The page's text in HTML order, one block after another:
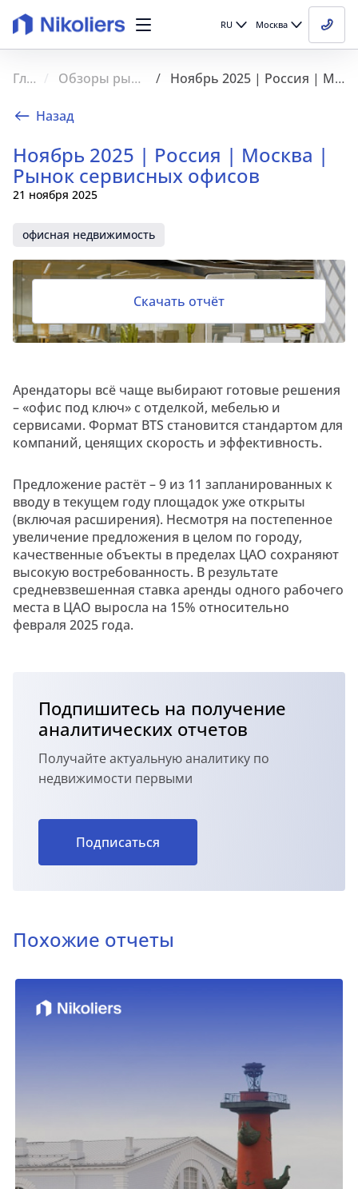
RU Москва
Главная Обзоры рынка недвижимости Ноябрь 2025 | Россия | Москва | Рынок сервисных офисов
Назад
Ноябрь 2025 | Россия | Москва |
Рынок сервисных офисов
21 ноября 2025
офисная недвижимость
Скачать отчёт
Арендаторы всё чаще выбирают готовые решения
– «офис под ключ» с отделкой, мебелью и
сервисами. Формат BTS становится стандартом для
компаний, ценящих скорость и эффективность.
Предложение растёт – 9 из 11 запланированных к
вводу в текущем году площадок уже открыты
(включая расширения). Несмотря на постепенное
увеличение предложения в целом по городу,
качественные объекты в пределах ЦАО сохраняют
высокую востребованность. В результате
средневзвешенная ставка аренды одного рабочего
места в ЦАО выросла на 15% относительно
февраля 2025 года.
Подпишитесь на получение
аналитических отчетов
Получайте актуальную аналитику по
недвижимости первыми
Подписаться
Похожие отчеты